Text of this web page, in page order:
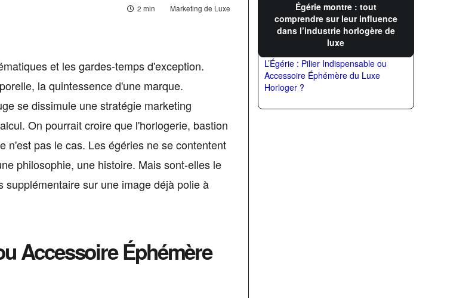
2 min Marketing de Luxe
et les gardes-temps d'exception.
la quintessence d'une marque.
se dissimule une stratégie marketing
On pourrait croire que l'horlogerie, bastion
n'est pas le cas. Les égéries ne se contentent
philosophie, une histoire. Mais sont-elles le
sur une image déjà polie à
Accessoire Éphémère
Égérie montre : tout
comprendre sur leur influence
dans l’industrie horlogère de
luxe
L’Égérie : Pilier Indispensable ou
Accessoire Éphémère du Luxe
Horloger ?